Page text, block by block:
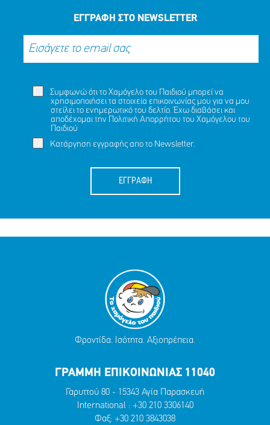
ΕΓΓΡΑΦΗ ΣΤΟ NEWSLETTER
Συμφωνώ ότι το Χαμόγελο του Παιδιού μπορεί να
χρησιμοποιήσει τα στοιχεία επικοινωνίας μου για να μου
στείλει το ενημερωτικό του δελτίο. Έχω διαβάσει και
αποδέχομαι την Πολιτική Απορρήτου του Χαμόγελου του
Παιδιού
Κατάργηση εγγραφής απο το Newsletter.
ΕΓΓΡΑΦΗ
Φροντίδα. Ισότητα. Αξιοπρέπεια.
ΓΡΑΜΜΗ ΕΠΙΚΟΙΝΩΝΙΑΣ 11040
Γαρυττού 80 - 15343 Αγία Παρασκευή
International : +30 210 3306140
Φαξ: +30 210 3843038